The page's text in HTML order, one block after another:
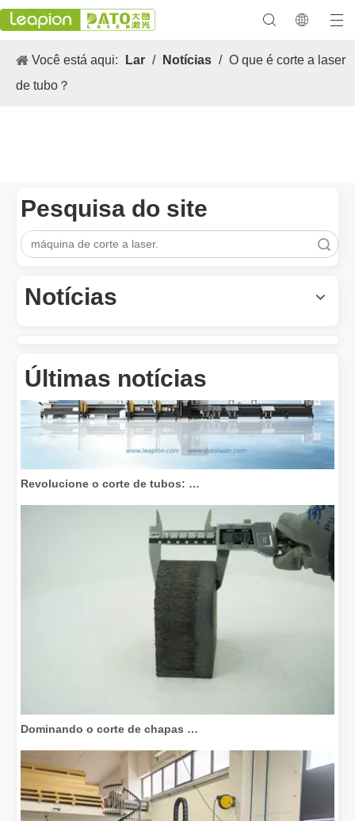
Você está aqui: Lar / Notícias / O que é corte a laser
de tubo？
Pesquisa do site
Notícias
Últimas notícias